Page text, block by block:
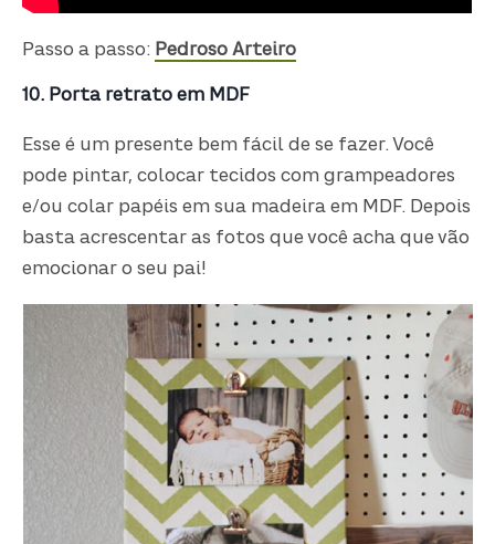
Passo a passo: Pedroso Arteiro
10. Porta retrato em MDF
Esse é um presente bem fácil de se fazer. Você
pode pintar, colocar tecidos com grampeadores
e/ou colar papéis em sua madeira em MDF. Depois
basta acrescentar as fotos que você acha que vão
emocionar o seu pai!